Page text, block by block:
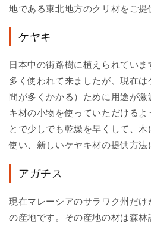
地である東北地方のクリ材をご提
ケヤキ
日本中の街路樹に植えられてい
多く使われて来ましたが、現在
間が多くかかる）ために用途が
キ材の小物を使っていただける
とで少しでも乾燥を早くして、
使い、新しいケヤキ材の提供方法
アガチス
現在マレーシアのサラワク州だ
の産地です。その産地の材は森